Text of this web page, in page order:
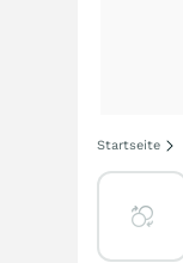
Startseite